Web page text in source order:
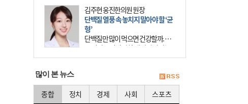
김주현 웅진한의원 원장
단백질 열풍 속 놓치지 말아야 할 ‘균
형’
단백질만 많이 먹으면 건강할까. 요
즘 건강을 이야기할 때 빠지지 않는
키워드가 단백질이다. 헬스장을 다니
많이 본 뉴스
종합 정치 경제 사회 스포츠